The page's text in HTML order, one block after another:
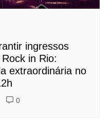
ingressos
in Rio:
extraordinária no
0